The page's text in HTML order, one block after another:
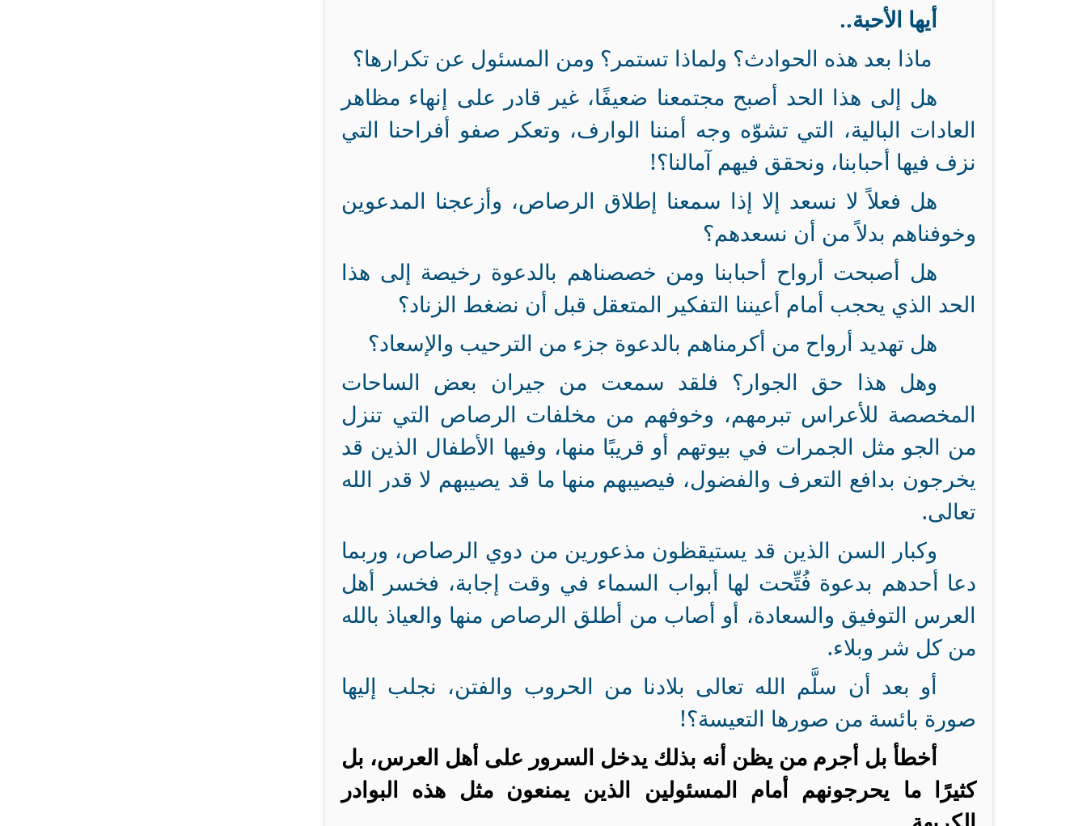
أيها الأحبة..
ماذا بعد هذه الحوادث؟ ولماذا تستمر؟ ومن المسئول عن تكرارها؟
هل إلى هذا الحد أصبح مجتمعنا ضعيفًا، غير قادر على إنهاء مظاهر
العادات البالية، التي تشوّه وجه أمننا الوارف، وتعكر صفو أفراحنا التي
نزف فيها أحبابنا، ونحقق فيهم آمالنا؟!
هل فعلاً لا نسعد إلا إذا سمعنا إطلاق الرصاص، وأزعجنا المدعوين
وخوفناهم بدلاً من أن نسعدهم؟
هل أصبحت أرواح أحبابنا ومن خصصناهم بالدعوة رخيصة إلى هذا
الحد الذي يحجب أمام أعيننا التفكير المتعقل قبل أن نضغط الزناد؟
هل تهديد أرواح من أكرمناهم بالدعوة جزء من الترحيب والإسعاد؟
وهل هذا حق الجوار؟ فلقد سمعت من جيران بعض الساحات
المخصصة للأعراس تبرمهم، وخوفهم من مخلفات الرصاص التي تنزل
من الجو مثل الجمرات في بيوتهم أو قريبًا منها، وفيها الأطفال الذين قد
يخرجون بدافع التعرف والفضول، فيصيبهم منها ما قد يصيبهم لا قدر الله
تعالى.
وكبار السن الذين قد يستيقظون مذعورين من دوي الرصاص، وربما
دعا أحدهم بدعوة فُتِّحت لها أبواب السماء في وقت إجابة، فخسر أهل
العرس التوفيق والسعادة، أو أصاب من أطلق الرصاص منها والعياذ بالله
من كل شر وبلاء.
أو بعد أن سلَّم الله تعالى بلادنا من الحروب والفتن، نجلب إليها
صورة بائسة من صورها التعيسة؟!
أخطأ بل أجرم من يظن أنه بذلك يدخل السرور على أهل العرس، بل
كثيرًا ما يحرجونهم أمام المسئولين الذين يمنعون مثل هذه البوادر